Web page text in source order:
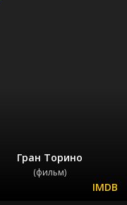
Гран Торино
(фильм)